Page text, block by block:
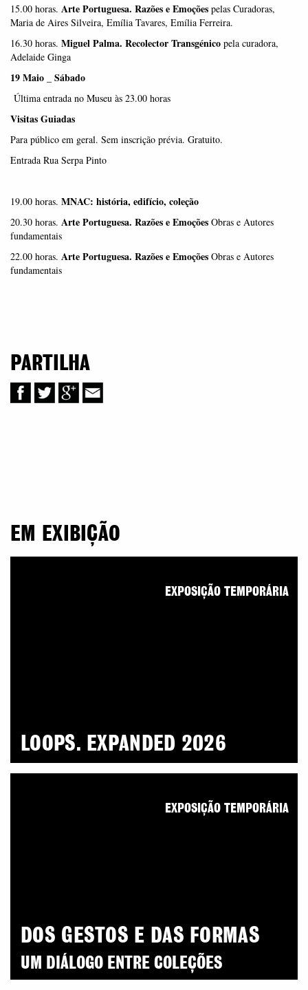
15.00 horas. Arte Portuguesa. Razões e Emoções pelas Curadoras,
Maria de Aires Silveira, Emília Tavares, Emília Ferreira.
16.30 horas. Miguel Palma. Recolector Transgénico pela curadora,
Adelaide Ginga
19 Maio _ Sábado
Última entrada no Museu às 23.00 horas
Visitas Guiadas
Para público em geral. Sem inscrição prévia. Gratuito.
Entrada Rua Serpa Pinto
19.00 horas. MNAC: história, edifício, coleção
20.30 horas. Arte Portuguesa. Razões e Emoções Obras e Autores
fundamentais
22.00 horas. Arte Portuguesa. Razões e Emoções Obras e Autores
fundamentais
PARTILHA
EM EXIBIÇÃO
LOOPS. EXPANDED 2026
EXPOSIÇÃO TEMPORÁRIA
DOS GESTOS E DAS FORMAS
UM DIÁLOGO ENTRE COLEÇÕES
EXPOSIÇÃO TEMPORÁRIA